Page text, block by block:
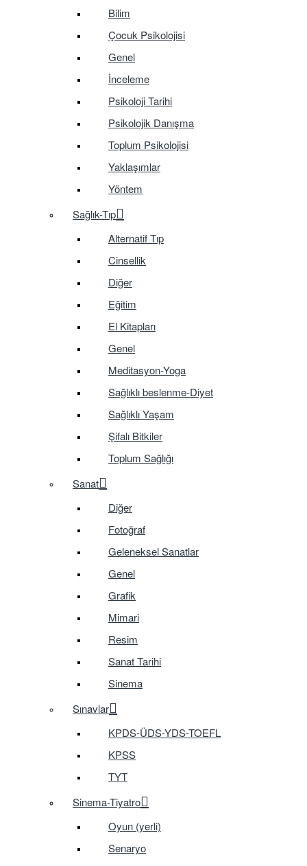
Bilim
Çocuk Psikolojisi
Genel
İnceleme
Psikoloji Tarihi
Psikolojik Danışma
Toplum Psikolojisi
Yaklaşımlar
Yöntem
Sağlık-Tıp
Alternatif Tıp
Cinsellik
Diğer
Eğitim
El Kitapları
Genel
Meditasyon-Yoga
Sağlıklı beslenme-Diyet
Sağlıklı Yaşam
Şifalı Bitkiler
Toplum Sağlığı
Sanat
Diğer
Fotoğraf
Geleneksel Sanatlar
Genel
Grafik
Mimari
Resim
Sanat Tarihi
Sinema
Sınavlar
KPDS-ÜDS-YDS-TOEFL
KPSS
TYT
Sinema-Tiyatro
Oyun (yerli)
Senaryo